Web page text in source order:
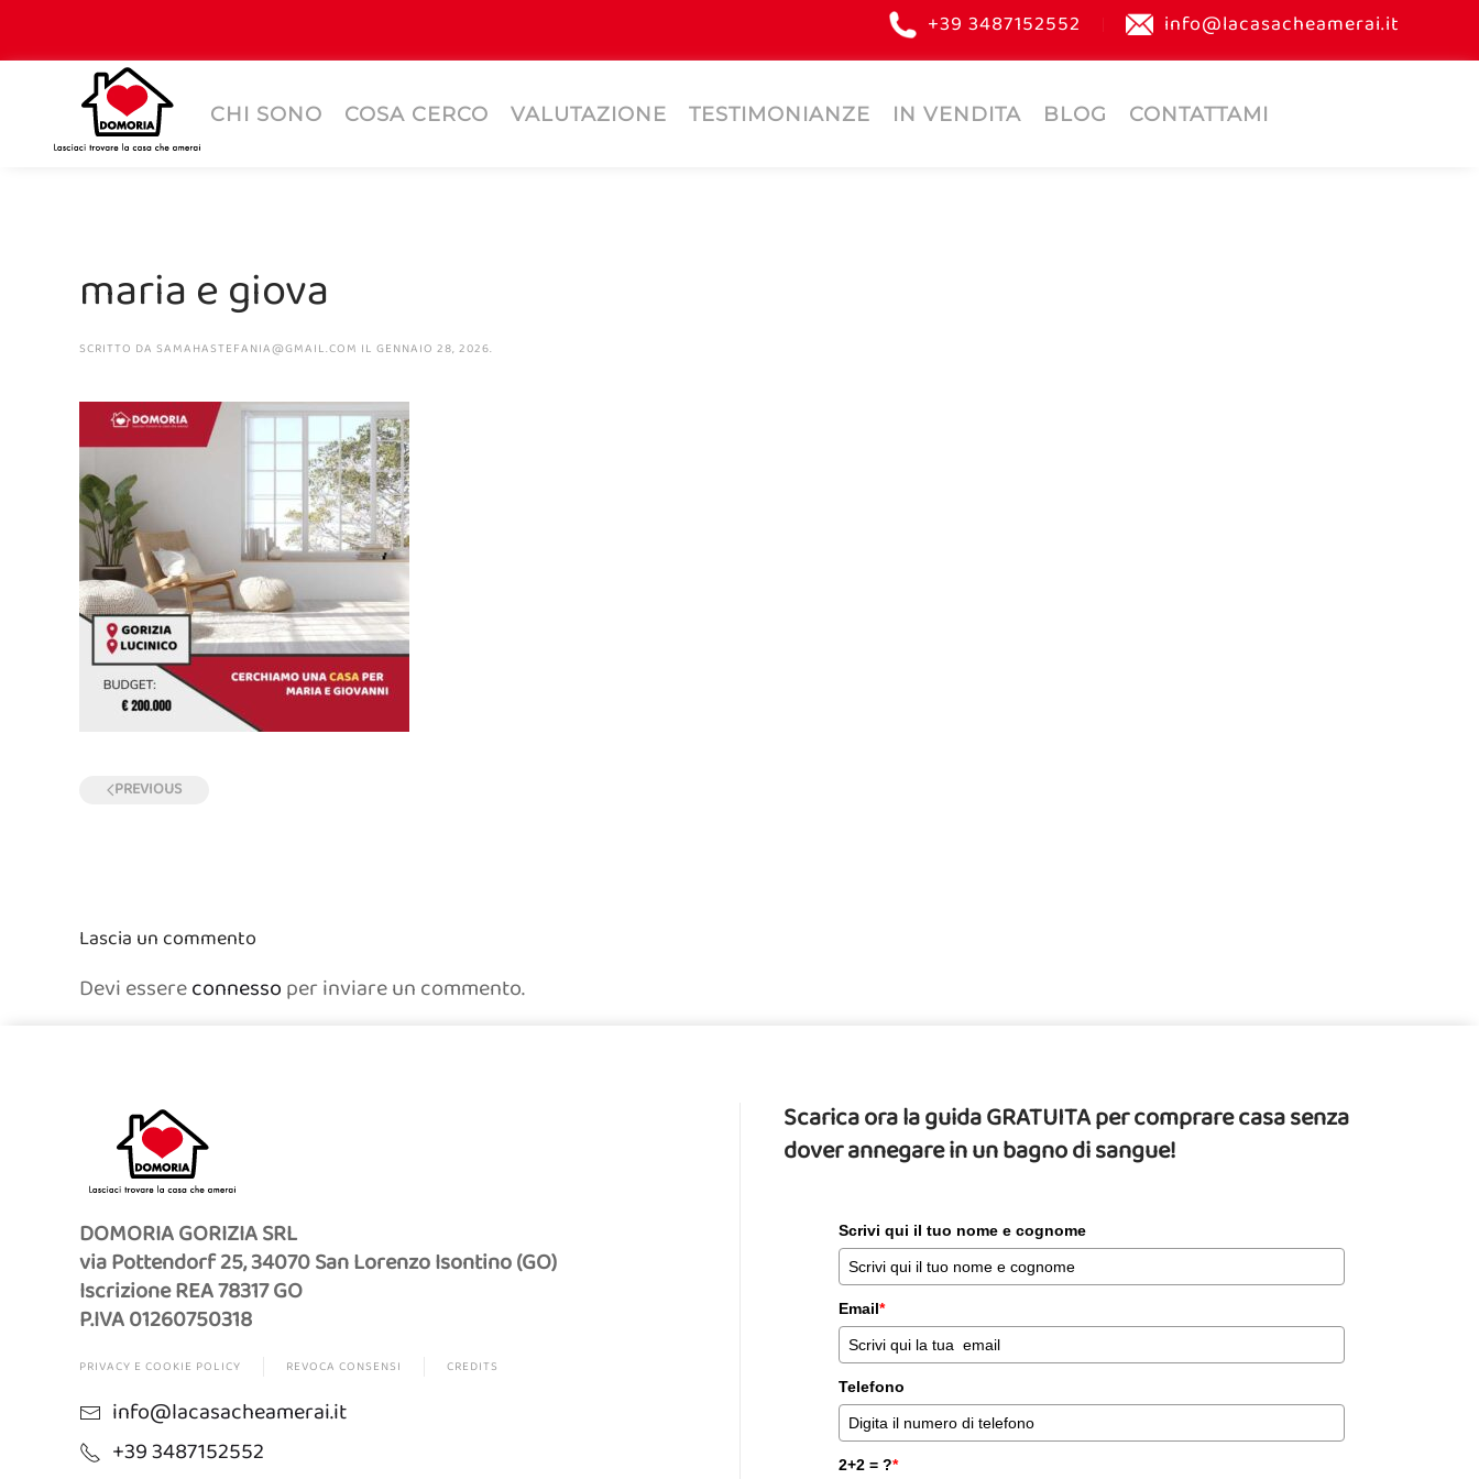
+39 3487152552 info@lacasacheamerai.it
CHI SONO COSA CERCO VALUTAZIONE TESTIMONIANZE IN VENDITA BLOG CONTATTAMI
maria e giova
SCRITTO DA SAMAHASTEFANIA@GMAIL.COM IL GENNAIO 28, 2026.
PREVIOUS
Lascia un commento
Devi essereconnessoper inviare un commento.
DOMORIA GORIZIA SRL
via Pottendorf 25, 34070 San Lorenzo Isontino (GO)
Iscrizione REA 78317 GO
P.IVA 01260750318
PRIVACY E COOKIE POLICY REVOCA CONSENSI CREDITS
info@lacasacheamerai.it
+39 3487152552
Scarica ora la guida GRATUITA per comprare casa senza
dover annegare in un bagno di sangue!
Scrivi qui il tuo nome e cognome
Email*
Telefono
2+2 = ?*